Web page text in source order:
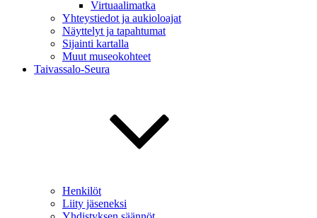
Virtuaalimatka
Yhteystiedot ja aukioloajat
Näyttelyt ja tapahtumat
Sijainti kartalla
Muut museokohteet
Taivassalo-Seura
Henkilöt
Liity jäseneksi